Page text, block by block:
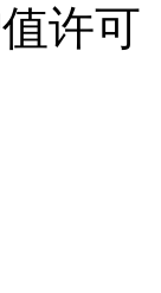
许可